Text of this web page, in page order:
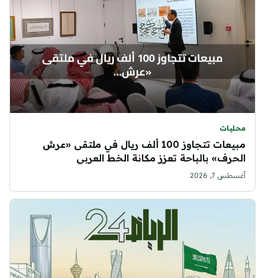
محليات
مبيعات تتجاوز 100 ألف ريال في ملتقى «عرش
الحرف» بالباحة تعزز مكانة الخط العربي
أغسطس 7, 2026